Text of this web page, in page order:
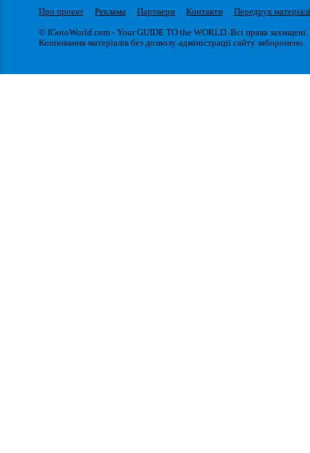
Про проект Реклама Партнери Контакти
Передрук
© IGotoWorld.com - Your GUIDE TO the WORLD. Всі права захищені.
Копіювання матеріалів без дозволу адміністрації сайту заборонено.